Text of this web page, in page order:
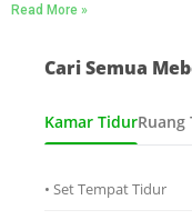
Read More »
Cari Semua
Kamar TidurRuang
• Set Tempat Tidur